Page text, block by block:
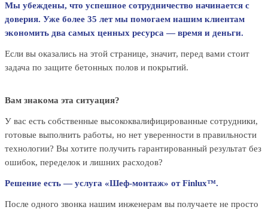
Мы убеждены, что успешное сотрудничество начинается с
доверия. Уже более 35 лет мы помогаем нашим клиентам
экономить два самых ценных ресурса — время и деньги.
Если вы оказались на этой странице, значит, перед вами стоит
задача по защите бетонных полов и покрытий.
Вам знакома эта ситуация?
У вас есть собственные высококвалифицированные сотрудники,
готовые выполнить работы, но нет уверенности в правильности
технологии? Вы хотите получить гарантированный результат без
ошибок, переделок и лишних расходов?
Решение есть — услуга «Шеф-монтаж» от Finlux™.
После одного звонка нашим инженерам вы получаете не просто